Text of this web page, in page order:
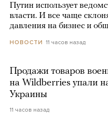
Путин использует
власти. И все чаще
давления на бизнес и
НОВОСТИ 11 часов назад
Продажи товаров
на Wildberries упали
Украины
11 часов назад